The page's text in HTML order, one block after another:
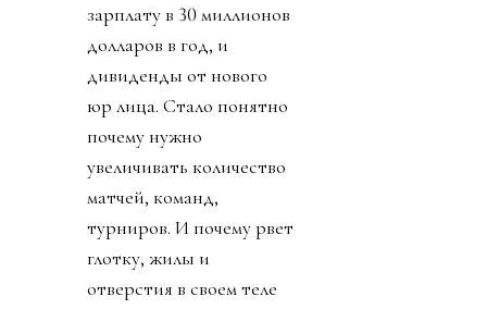
зарплату в 30 миллионов
долларов в год, и
дивиденды от нового
юр лица. Стало понятно
почему нужно
увеличивать количество
матчей, команд,
турниров. И почему рвет
глотку, жилы и
отверстия в своем теле